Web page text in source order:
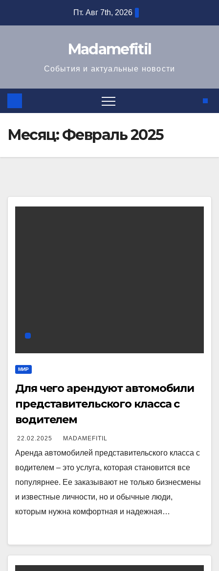
Пт. Авг 7th, 2026
Madamefitil
События и актуальные новости
Месяц:Февраль 2025
МИР
Для чего арендуют автомобили
представительского класса с
водителем
22.02.2025 MADAMEFITIL
Аренда автомобилей представительского класса с
водителем – это услуга, которая становится все
популярнее. Ее заказывают не только бизнесмены
и известные личности, но и обычные люди,
которым нужна комфортная и надежная…